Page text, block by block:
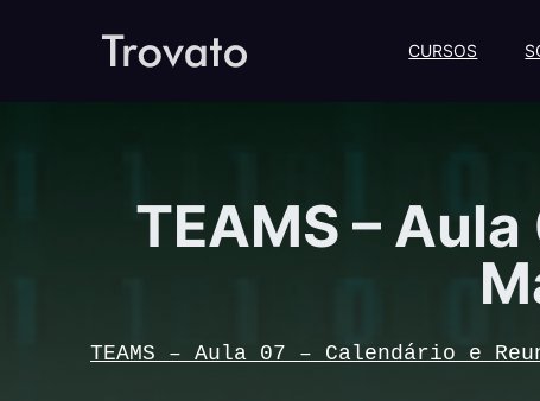
CURSOS
TEAMS –
TEAMS – Aula 07 – Calendário e